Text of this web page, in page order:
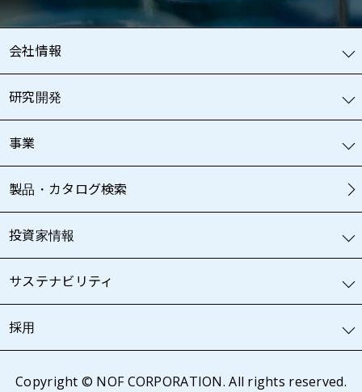
会社情報
研究開発
事業
製品・カタログ検索
投資家情報
サステナビリティ
採用
Copyright © NOF CORPORATION. All rights reserved.